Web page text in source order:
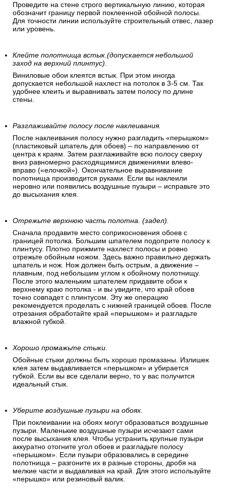
Проведите на стене строго вертикальную линию, которая
обозначит границу первой поклеенной обойной полосы.
Для точности линии используйте строительный отвес, лазер
или уровень.
Клейте полотнища встык.(допускается небольшой
заход на верхний плинтус).
Виниловые обои клеятся встык. При этом иногда
допускается небольшой нахлест на потолок в 3-5 см. Так
удобнее клеить и выравнивать затем полосу по длине
стены.
Разглаживайте полосу после наклеивания.
После наклеивания полосу нужно разгладить «перышком»
(пластиковый шпатель для обоев) – по направлению от
центра к краям. Затем разглаживайте всю полосу сверху
вниз равномерно расходящимися движениями влево-
вправо («елочкой»). Окончательное выравнивание
полотнища производится руками. Если вы наклеили
неровно или появились воздушные пузыри – исправьте это
до высыхания клея.
Отрежьте верхнюю часть полотна. (задел).
Сначала продавите место соприкосновения обоев с
границей потолка. Большим шпателем подоприте полосу к
плинтусу. Плотно прижмите нахлест полосы и ровно
отрежьте обойным ножом. Здесь важно правильно держать
шпатель и нож. Нож должен быть острым, а движение –
плавным, под небольшим углом к обойному полотнищу.
После этого маленьким шпателем придавите обои к
верхнему краю потолка - и вы увидите, что край обоев
точно совпадет с плинтусом. Эту же операцию
рекомендуется проделать с нижней границей обоев. После
отрезания обработайте край «перышком» и разгладьте
влажной губкой.
Хорошо промажьте стыки.
Обойные стыки должны быть хорошо промазаны. Излишек
клея затем выдавливается «перышком» и убирается
губкой. Если вы все сделали верно, то у вас получится
идеальный стык.
Уберите воздушные пузыри на обоях.
При поклеивании на обоях могут образоваться воздушные
пузыри. Маленькие воздушные пузыри исчезают сами
после высыхания клея. Чтобы устранить крупные пузыри
аккуратно отогните угол обоев и разгладьте полосу
«перышком». Если пузыри образовались в середине
полотнища – разгоните их в разные стороны, дробя на
мелкие части и выдавливая на край. Для этого используйте
«перышко» или резиновый валик.